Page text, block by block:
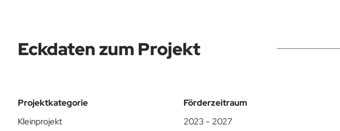
Eckdaten zum Projekt
Projektkategorie
Kleinprojekt
Förderzeitraum
2023 - 2027